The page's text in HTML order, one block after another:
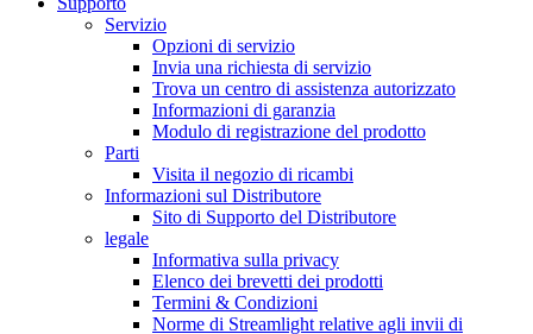
Servizio
Opzioni di servizio
Invia una richiesta di servizio
Trova un centro di assistenza autorizzato
Informazioni di garanzia
Modulo di registrazione del prodotto
Parti
Visita il negozio di ricambi
Informazioni sul Distributore
Sito di Supporto del Distributore
legale
Informativa sulla privacy
Elenco dei brevetti dei prodotti
Termini & Condizioni
Norme di Streamlight relative agli invii di